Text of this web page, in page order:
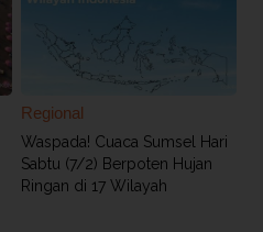
Regional
Waspada! Cuaca Sumsel Hari
Sabtu (7/2) Berpoten Hujan
Ringan di 17 Wilayah